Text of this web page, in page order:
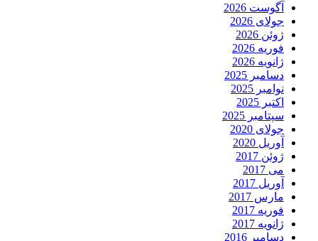
آگوست 2026
جولای 2026
ژوئن 2026
فوریه 2026
ژانویه 2026
دسامبر 2025
نوامبر 2025
اکتبر 2025
سپتامبر 2025
جولای 2020
آوریل 2020
ژوئن 2017
می 2017
آوریل 2017
مارس 2017
فوریه 2017
ژانویه 2017
دسامبر 2016